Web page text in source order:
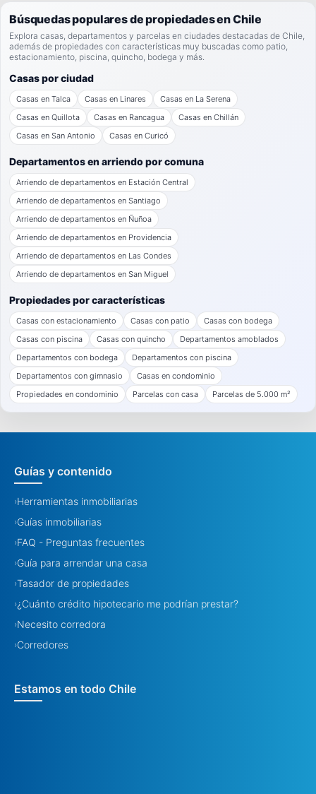
Búsquedas populares de propiedades en Chile
Explora casas, departamentos y parcelas en ciudades destacadas de Chile,
además de propiedades con características muy buscadas como patio,
estacionamiento, piscina, quincho, bodega y más.
Casas por ciudad
Casas en Talca Casas en Linares
Casas en La Serena
Casas en Quillota
Casas en Rancagua
Casas en Chillán
Casas en San Antonio
Casas en Curicó
Departamentos en arriendo por comuna
Arriendo de departamentos en Estación Central
Arriendo de departamentos en Santiago
Arriendo de departamentos en Ñuñoa
Arriendo de departamentos en Providencia
Arriendo de departamentos en Las Condes
Arriendo de departamentos en San Miguel
Propiedades por características
Casas con estacionamiento Casas con patio
Casas con bodega
Casas con piscina
Casas con quincho
Departamentos amoblados
Departamentos con bodega
Departamentos con piscina
Departamentos con gimnasio
Casas en condominio
Propiedades en condominio
Parcelas con casa Parcelas de 5.000 m²
Guías y contenido
›Herramientas inmobiliarias
›Guías inmobiliarias
›FAQ - Preguntas frecuentes
›Guía para arrendar una casa
›Tasador de propiedades
›¿Cuánto crédito hipotecario me podrían prestar?
›Necesito corredora
›Corredores
Estamos en todo Chile